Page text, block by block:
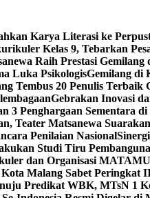
Karya Literasi ke
Kelas 9, Tebarkan
Raih Prestasi
Luka PsikologisGemilang di
Tembus 20 Penulis
Gebrakan Inovasi
3 Penghargaan Sementara di
Teater Matsanewa
Penilaian Nasional
Studi Tiru
dan Organisasi
Malang Sabet
Predikat WBK, MTsN 1